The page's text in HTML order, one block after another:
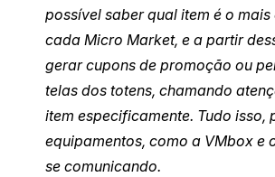
possível saber qual item é o
cada Micro Market, e a partir
gerar cupons de promoção ou
telas dos totens, chamando
item especificamente. Tudo isso,
equipamentos, como a VMbox e
se comunicando.